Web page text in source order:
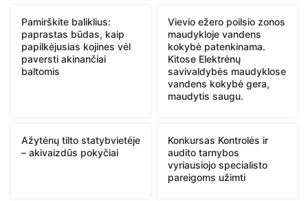
Pamirškite baliklius:
paprastas būdas, kaip
papilkėjusias kojines vėl
paversti akinančiai
baltomis
Vievio ežero poilsio zonos
maudykloje vandens
kokybė patenkinama.
Kitose Elektrėnų
savivaldybės maudyklose
vandens kokybė gera,
maudytis saugu.
Ažytėnų tilto statybvietėje
– akivaizdūs pokyčiai
Konkursas Kontrolės ir
audito tarnybos
vyriausiojo specialisto
pareigoms užimti